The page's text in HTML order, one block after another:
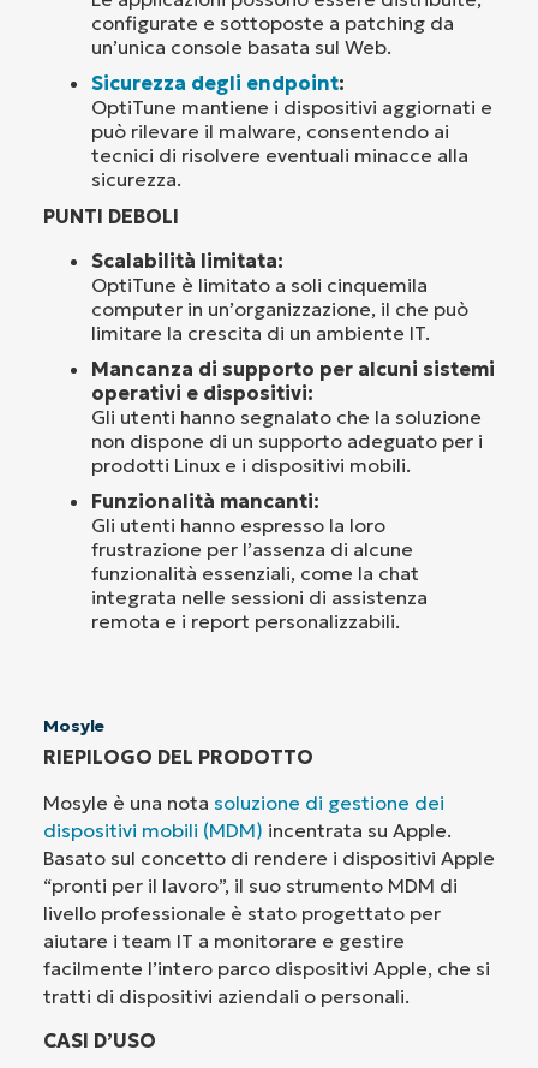
configurate e sottoposte a patching da
un’unica console basata sul Web.
Sicurezza degli endpoint:
OptiTune mantiene i dispositivi aggiornati e
può rilevare il malware, consentendo ai
tecnici di risolvere eventuali minacce alla
sicurezza.
PUNTI DEBOLI
Scalabilità limitata:
OptiTune è limitato a soli cinquemila
computer in un’organizzazione, il che può
limitare la crescita di un ambiente IT.
Mancanza di supporto per alcuni sistemi
operativi e dispositivi:
Gli utenti hanno segnalato che la soluzione
non dispone di un supporto adeguato per i
prodotti Linux e i dispositivi mobili.
Funzionalità mancanti:
Gli utenti hanno espresso la loro
frustrazione per l’assenza di alcune
funzionalità essenziali, come la chat
integrata nelle sessioni di assistenza
remota e i report personalizzabili.
Mosyle
RIEPILOGO DEL PRODOTTO
Mosyle è una nota soluzione di gestione dei
dispositivi mobili (MDM) incentrata su Apple.
Basato sul concetto di rendere i dispositivi Apple
“pronti per il lavoro”, il suo strumento MDM di
livello professionale è stato progettato per
aiutare i team IT a monitorare e gestire
facilmente l’intero parco dispositivi Apple, che si
tratti di dispositivi aziendali o personali.
CASI D’USO